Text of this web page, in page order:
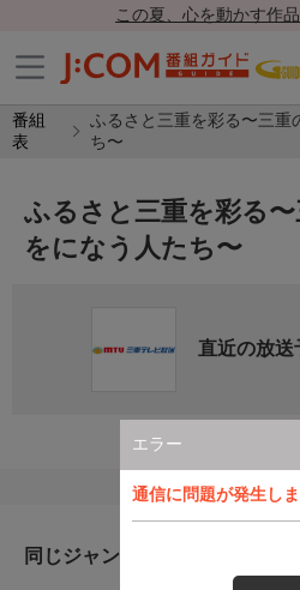
この夏、心を動かす作
番組
表
ふるさと三重を彩る〜三重
ち〜
エラー
通信に問題が発生し
ふるさと三重を彩る
をになう人たち〜
直近の放送
同じジャンルのおすすめ番組